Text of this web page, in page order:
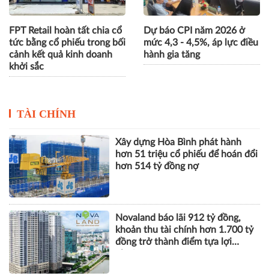
FPT Retail hoàn tất chia cổ
tức bằng cổ phiếu trong bối
cảnh kết quả kinh doanh
khởi sắc
Dự báo CPI năm 2026 ở
mức 4,3 - 4,5%, áp lực điều
hành gia tăng
TÀI CHÍNH
Xây dựng Hòa Bình phát hành
hơn 51 triệu cổ phiếu để hoán đổi
hơn 514 tỷ đồng nợ
Novaland báo lãi 912 tỷ đồng,
khoản thu tài chính hơn 1.700 tỷ
đồng trở thành điểm tựa lợi